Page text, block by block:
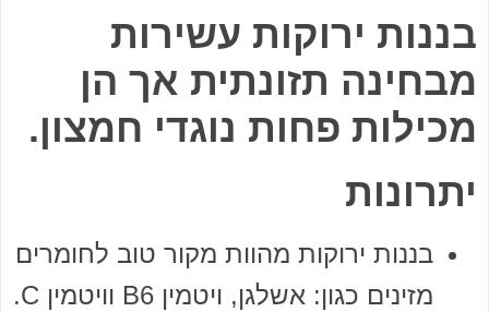
בננות ירוקות עשירות
מבחינה תזונתית אך הן
מכילות פחות נוגדי חמצון.
יתרונות
בננות ירוקות מהוות מקור טוב לחומרים
מזינים כגון: אשלגן, ויטמין B6 וויטמין C.